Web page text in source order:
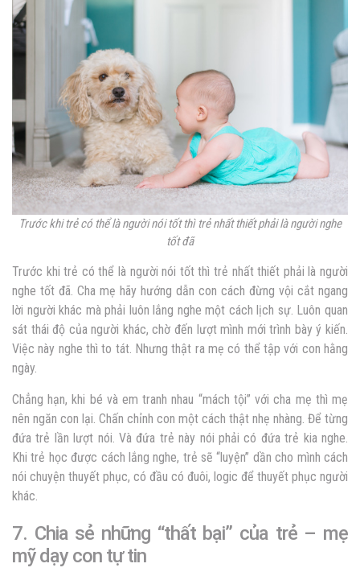
Trước khi trẻ có thể là người nói tốt thì trẻ nhất thiết phải là người nghe
tốt đã
Trước khi trẻ có thể là người nói tốt thì trẻ nhất thiết phải là người
nghe tốt đã. Cha mẹ hãy hướng dẫn con cách đừng vội cắt ngang
lời người khác mà phải luôn lắng nghe một cách lịch sự. Luôn quan
sát thái độ của người khác, chờ đến lượt mình mới trình bày ý kiến.
Việc này nghe thì to tát. Nhưng thật ra mẹ có thể tập với con hằng
ngày.
Chẳng hạn, khi bé và em tranh nhau “mách tội” với cha mẹ thì mẹ
nên ngăn con lại. Chấn chỉnh con một cách thật nhẹ nhàng. Để từng
đứa trẻ lần lượt nói. Và đứa trẻ này nói phải có đứa trẻ kia nghe.
Khi trẻ học được cách lắng nghe, trẻ sẽ “luyện” dần cho mình cách
nói chuyện thuyết phục, có đầu có đuôi, logic để thuyết phục người
khác.
7. Chia sẻ những “thất bại” của trẻ – mẹ
mỹ dạy con tự tin